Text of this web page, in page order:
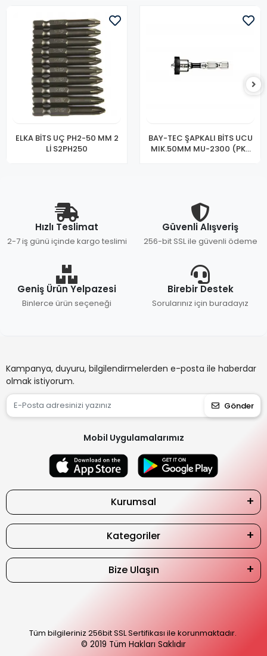
ELKA BİTS UÇ PH2-50 MM 2
Lİ S2PH250
BAY-TEC ŞAPKALI BİTS UCU
MIK.50MM MU-2300 (PK-
Hızlı Teslimat
2-7 iş günü içinde kargo teslimi
Güvenli Alışveriş
256-bit SSL ile güvenli ödeme
Geniş Ürün Yelpazesi
Binlerce ürün seçeneği
Birebir Destek
Sorularınız için buradayız
Kampanya, duyuru, bilgilendirmelerden e-posta ile haberdar
olmak istiyorum.
Gönder
Mobil Uygulamalarımız
Kurumsal
Kategoriler
Bize Ulaşın
Tüm bilgileriniz 256bit SSL Sertifikası ile korunmaktadır.
© 2019 Tüm Hakları Saklıdır